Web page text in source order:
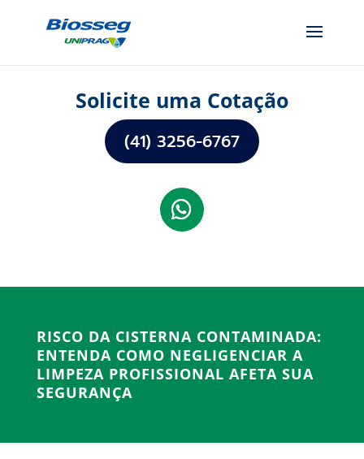
Solicite uma Cotação
(41) 3256-6767
RISCO DA CISTERNA CONTAMINADA:
ENTENDA COMO NEGLIGENCIAR A
LIMPEZA PROFISSIONAL AFETA SUA
SEGURANÇA